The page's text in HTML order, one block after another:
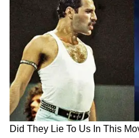
13 जुलाई 2026 मौसम अपडेट:
दिल्ली-NCR, यूपी, बिहार, झारखंड,